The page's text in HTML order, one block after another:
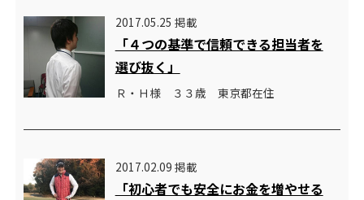
2017.05.25 掲載
「４つの基準で信頼できる担当者を
選び抜く」
Ｒ・Ｈ様 ３３歳 東京都在住
2017.02.09 掲載
「初心者でも安全にお金を増やせる